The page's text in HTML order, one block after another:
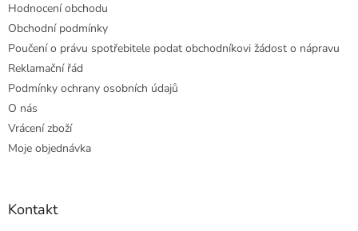
Hodnocení obchodu
Obchodní podmínky
Poučení o právu spotřebitele podat obchodníkovi žádost o nápravu
Reklamační řád
Podmínky ochrany osobních údajů
O nás
Vrácení zboží
Moje objednávka
Kontakt